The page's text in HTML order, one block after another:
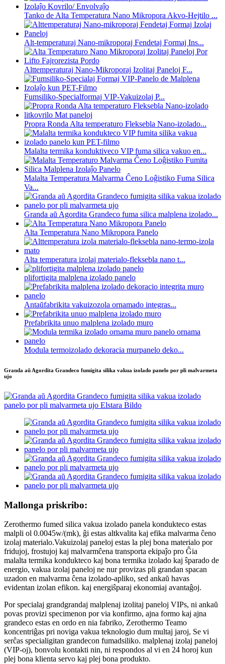
Tanko de Alta Temperatura Nano Mikropora Akvo-Hejtilo ...
Alt-temperaturaj Nano-mikroporaj Fendetaj Formaj Ins...
Alttemperaturaj Nano-Mikroporaj Izolitaj Paneloj F...
Fumsiliko-Specialformaj VIP-Vakuizolaj P...
Propra Ronda Alta temperaturo Fleksebla Nano-izolado...
Malalta termika konduktiveco VIP fuma silica vakuo en...
Malalta Temperatura Malvarma Ĉeno Loĝistiko Fuma Silica
Va...
Granda aŭ Agordita Grandeco fuma silica malplena izolado...
Alta Temperatura Nano Mikropora Panelo
Alta temperatura izolaj materialo-fleksebla nano t...
plifortigita malplena izolado panelo
Antaŭfabrikita vakuizozola ornamado integras...
Prefabrikita unuo malplena izolado muro
Modula termoizolado dekoracia murpanelo deko...
Granda aŭ Agordita Grandeco fumigita silika vakua izolado panelo por pli malvarmeta
ujo
Mallonga priskribo:
Zerothermo fumed silica vakua izolado panela kondukteco estas
malpli ol 0.0045w/(mk), ĝi estas altkvalita kaj efika malvarma ĉeno
izolaj materialo.Vakuizolaj paneloj estas la plej bona materialo por
fridujoj, frostujoj kaj malvarmĉena transporta ekipaĵo pro Ĝia
malalta termika kondukteco kaj bona termika izolado kaj ŝparado de
energio, vakua izolaj paneloj ne nur provizas pli grandan spacan
uzadon en malvarma ĉena izolado-apliko, sed ankaŭ havas
evidentan izolan efikon. kaj energiŝparaj ekonomiaj avantaĝoj.
Por specialaj grandgrandaj malplenaj izolitaj paneloj VIPs, ni ankaŭ
povas provizi specimenon por via konfirmo, ajna formo kaj ajna
grandeco estas en ordo en nia fabriko, Zerothermo Teamo
koncentriĝas pri noviga vakua teknologio dum multaj jaroj, Se vi
serĉas specialigitan grandecon fumadsiliko. malplenaj izolaj paneloj
(VIP-oj), bonvolu kontakti nin, ni respondos al vi en 24 horoj kun
plej bona klienta servo kaj plej bona produkto.